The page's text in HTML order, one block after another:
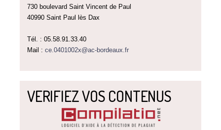
730 boulevard Saint Vincent de Paul
40990 Saint Paul lès Dax
Tél. : 05.58.91.33.40
Mail : ce.0401002x@ac-bordeaux.fr
VERIFIEZ VOS CONTENUS